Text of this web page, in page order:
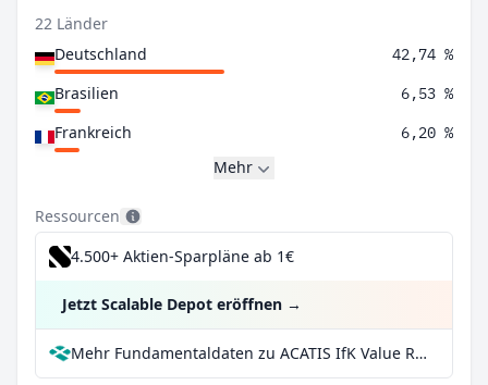
22 Länder
Deutschland
42,74 %
Brasilien 6,53 %
Frankreich 6,20 %
Mehr
Ressourcen
4.500+ Aktien-Sparpläne ab 1€
Jetzt Scalable Depot eröffnen →
Mehr Fundamentaldaten zu ACATIS IfK Value Renten A bei Parqet